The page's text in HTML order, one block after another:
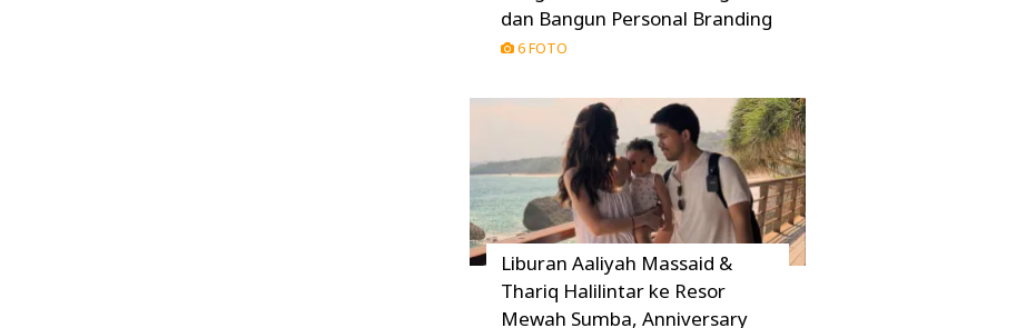
dan Bangun Personal Branding
6 FOTO
Liburan Aaliyah Massaid &
Thariq Halilintar ke Resor
Mewah Sumba, Anniversary